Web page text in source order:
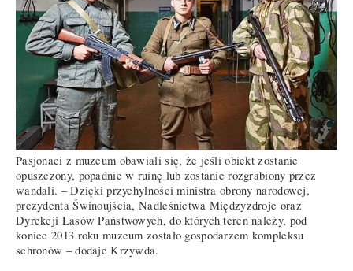
Pasjonaci z muzeum obawiali się, że jeśli obiekt zostanie
opuszczony, popadnie w ruinę lub zostanie rozgrabiony przez
wandali. – Dzięki przychylności ministra obrony narodowej,
prezydenta Świnoujścia, Nadleśnictwa Międzyzdroje oraz
Dyrekcji Lasów Państwowych, do których teren należy, pod
koniec 2013 roku muzeum zostało gospodarzem kompleksu
schronów – dodaje Krzywda.